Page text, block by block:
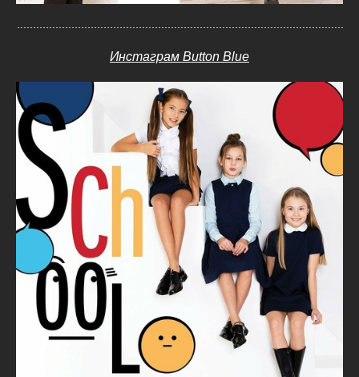
Инстаграм Button Blue